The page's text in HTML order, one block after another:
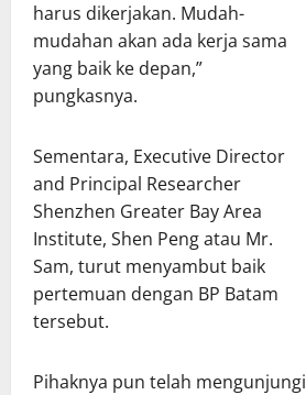
harus dikerjakan. Mudah-
mudahan akan ada kerja sama
yang baik ke depan,”
pungkasnya.
Sementara, Executive Director
and Principal Researcher
Shenzhen Greater Bay Area
Institute, Shen Peng atau Mr.
Sam, turut menyambut baik
pertemuan dengan BP Batam
tersebut.
Pihaknya pun telah mengunjungi